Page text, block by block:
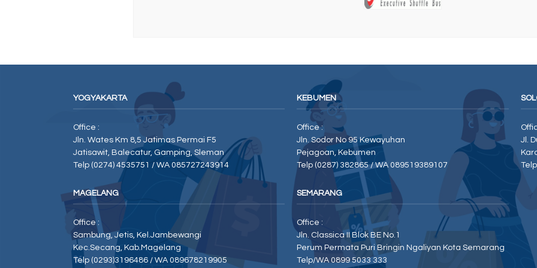
YOGYAKARTA
Office :
Jln. Wates Km 8,5 Jatimas Permai F5
Jatisawit, Balecatur, Gamping, Sleman
Telp (0274) 4535751 / WA 085727243914
MAGELANG
Office :
Sambung, Jetis, Kel.Jambewangi
Kec.Secang, Kab.Magelang
Telp (0293)3196486 / WA 089678219905
KEBUMEN
Office :
Jln. Sodor No 95 Kewayuhan
Pejagoan, Kebumen
Telp (0287) 382865 / WA 089519389107
SEMARANG
Office :
Jln. Classica II Blok BE No.1
Perum Permata Puri Bringin Ngaliyan Kota Semarang
Telp/WA 0899 5033 333
Jl.